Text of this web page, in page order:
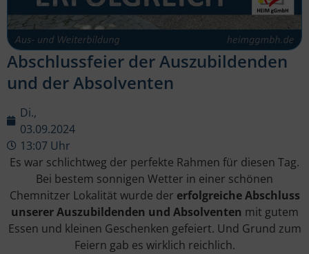
Abschlussfeier der Auszubildenden
und der Absolventen
Di.,
03.09.2024
13:07 Uhr
Es war schlichtweg der perfekte Rahmen für diesen Tag.
Bei bestem sonnigen Wetter in einer schönen
Chemnitzer Lokalität wurde der erfolgreiche Abschluss
unserer Auszubildenden und Absolventen mit gutem
Essen und kleinen Geschenken gefeiert. Und Grund zum
Feiern gab es wirklich reichlich.